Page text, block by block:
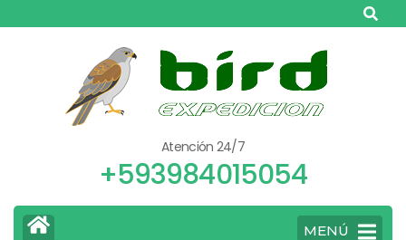
Atención 24/7
+593984015054
MENÚ